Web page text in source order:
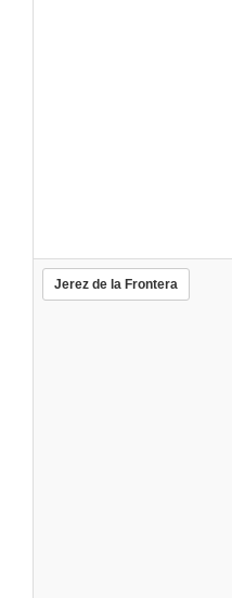
Jerez de la Frontera